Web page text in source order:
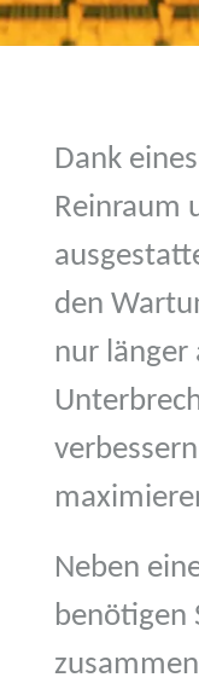
Dank
Reinraum
den
nur länger
Neben
benötigen